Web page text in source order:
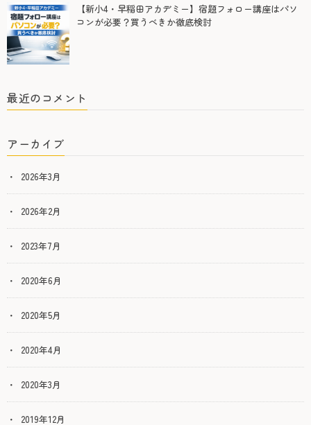
【新小4・早稲田アカデミー】宿題フォロー講座はパソ
コンが必要？買うべきか徹底検討
最近のコメント
アーカイブ
2026年3月
2026年2月
2023年7月
2020年6月
2020年5月
2020年4月
2020年3月
2019年12月